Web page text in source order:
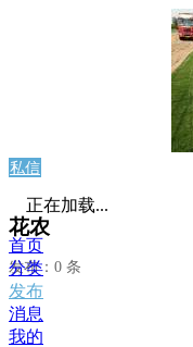
私信
花农
发布：0 条
正在加载...
首页
分类
发布
消息
我的